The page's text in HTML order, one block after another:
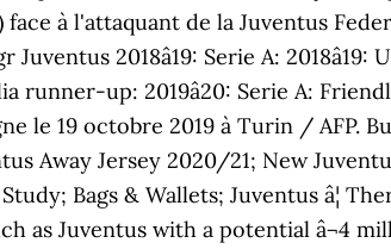
à l'attaquant de la Juventus
Juventus 2018â19: Serie A:
runner-up: 2019â20: Serie A:
le 19 octobre 2019 à Turin / AFP.
Away Jersey 2020/21; New
Bags & Wallets; Juventus â¦
as Juventus with a potential â¬4